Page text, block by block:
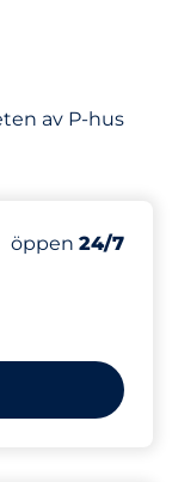
av P-hus
Antal
Totalt antal
Fredag
öppen 24/7